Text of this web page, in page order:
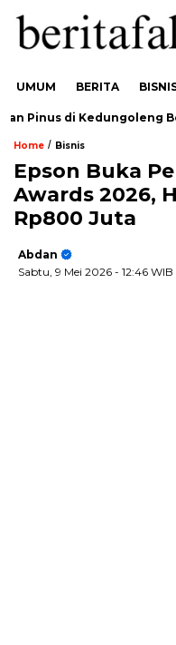
UMUM BERITA
Pinus di Kedungoleng
Home / Bisnis
Epson Buka
Awards 2026,
Rp800 Juta
Abdan
Sabtu, 9 Mei 2026 - 12:46 WIB